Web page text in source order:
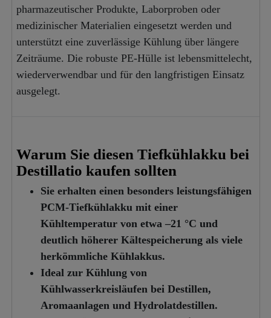
pharmazeutischer Produkte, Laborproben oder
medizinischer Materialien eingesetzt werden und
unterstützt eine zuverlässige Kühlung über längere
Zeiträume. Die robuste PE-Hülle ist lebensmittelecht,
wiederverwendbar und für den langfristigen Einsatz
ausgelegt.
Warum Sie diesen Tiefkühlakku bei
Destillatio kaufen sollten
Sie erhalten einen besonders leistungsfähigen
PCM-Tiefkühlakku mit einer
Kühltemperatur von etwa –21 °C und
deutlich höherer Kältespeicherung als viele
herkömmliche Kühlakkus.
Ideal zur Kühlung von
Kühlwasserkreisläufen bei Destillen,
Aromaanlagen und Hydrolatdestillen.